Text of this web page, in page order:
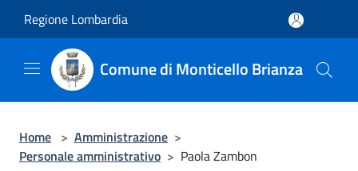
Regione Lombardia
Comune di Monticello Brianza
Home > Amministrazione >
Personale amministrativo > Paola Zambon